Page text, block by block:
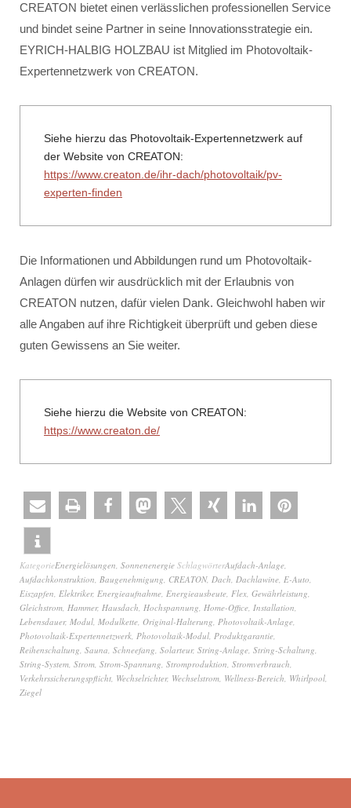
CREATON bietet einen verlässlichen professionellen Service
und bindet seine Partner in seine Innovationsstrategie ein.
EYRICH-HALBIG HOLZBAU ist Mitglied im Photovoltaik-
Expertennetzwerk von CREATON.
Siehe hierzu das Photovoltaik-Expertennetzwerk auf
der Website von CREATON:
https://www.creaton.de/ihr-dach/photovoltaik/pv-
experten-finden
Die Informationen und Abbildungen rund um Photovoltaik-
Anlagen dürfen wir ausdrücklich mit der Erlaubnis von
CREATON nutzen, dafür vielen Dank. Gleichwohl haben wir
alle Angaben auf ihre Richtigkeit überprüft und geben diese
guten Gewissens an Sie weiter.
Siehe hierzu die Website von CREATON:
https://www.creaton.de/
KategorieEnergielösungen, Sonnenenergie SchlagwörterAufdach-Anlage,
Aufdachkonstruktion, Baugenehmigung, CREATON, Dach, Dachlawine, E-Auto,
Eiszapfen, Elektriker, Energieaufnahme, Energieausbeute, Flex, Gewährleistung,
Gleichstrom, Hammer, Hausdach, Hochspannung, Home-Office, Installation,
Lebensdauer, Modul, Modulkette, Original-Halterung, Photovoltaik-Anlage,
Photovoltaik-Expertennetzwerk, Photovoltaik-Modul, Produktgarantie,
Reihenschaltung, Sauna, Schneefang, Solarteur, String-Anlage, String-Schaltung,
String-System, Strom, Strom-Spannung, Stromproduktion, Stromverbrauch,
Verkehrssicherungspflicht, Wechselrichter, Wechselstrom, Wellness-Bereich, Whirlpool,
Ziegel